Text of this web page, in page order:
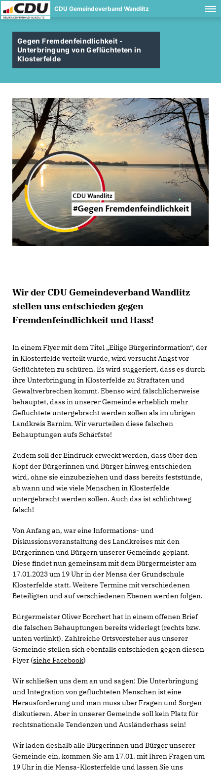
CDU Gemeindeverband Wandlitz
Gegen Fremdenfeindlichkeit -
Unterbringung von Geflüchteten in
Klosterfelde
Wir der CDU Gemeindeverband Wandlitz
stellen uns entschieden gegen
Fremdenfeindlichkeit und Hass!
In einem Flyer mit dem Titel „Eilige Bürgerinformation“, der
in Klosterfelde verteilt wurde, wird versucht Angst vor
Geflüchteten zu schüren. Es wird suggeriert, dass es durch
ihre Unterbringung in Klosterfelde zu Straftaten und
Gewaltverbrechen kommt. Ebenso wird fälschlicherweise
behauptet, dass in unserer Gemeinde erheblich mehr
Geflüchtete untergebracht werden sollen als im übrigen
Landkreis Barnim. Wir verurteilen diese falschen
Behauptungen aufs Schärfste!
Zudem soll der Eindruck erweckt werden, dass über den
Kopf der Bürgerinnen und Bürger hinweg entschieden
wird, ohne sie einzubeziehen und dass bereits feststünde,
ab wann und wie viele Menschen in Klosterfelde
untergebracht werden sollen. Auch das ist schlichtweg
falsch!
Von Anfang an, war eine Informations- und
Diskussionsveranstaltung des Landkreises mit den
Bürgerinnen und Bürgern unserer Gemeinde geplant.
Diese findet nun gemeinsam mit dem Bürgermeister am
17.01.2023 um 19 Uhr in der Mensa der Grundschule
Klosterfelde statt. Weitere Termine mit verschiedenen
Beteiligten und auf verschiedenen Ebenen werden folgen.
Bürgermeister Oliver Borchert hat in einem offenen Brief
die falschen Behauptungen bereits widerlegt (rechts bzw.
unten verlinkt). Zahlreiche Ortsvorsteher aus unserer
Gemeinde stellen sich ebenfalls entschieden gegen diesen
Flyer (siehe Facebook)
Wir schließen uns dem an und sagen: Die Unterbringung
und Integration von geflüchteten Menschen ist eine
Herausforderung und man muss über Fragen und Sorgen
diskutieren. Aber in unserer Gemeinde soll kein Platz für
rechtsnationale Tendenzen und Ausländerhass sein!
Wir laden deshalb alle Bürgerinnen und Bürger unserer
Gemeinde ein, kommen Sie am 17.01. mit Ihren Fragen um
19 Uhr in die Mensa-Klosterfelde und lassen Sie uns